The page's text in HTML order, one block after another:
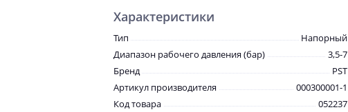
Характеристики
Тип
Напорный
Диапазон рабочего давления (бар)
3,5-7
Бренд
PST
Артикул производителя
000300001-1
Код товара
052237